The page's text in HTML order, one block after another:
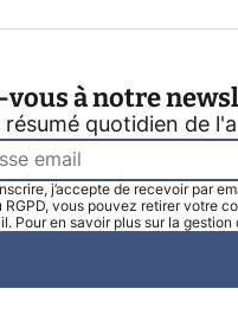
à notre
résumé quotidien de
j’accepte de recevoir par
RGPD, vous pouvez retirer votre
Pour en savoir plus sur la